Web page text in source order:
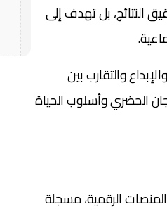
النتائج، بل تهدف إلى
والتقارب بين
الحضري وأسلوب الحياة
الرقمية، مسجلة